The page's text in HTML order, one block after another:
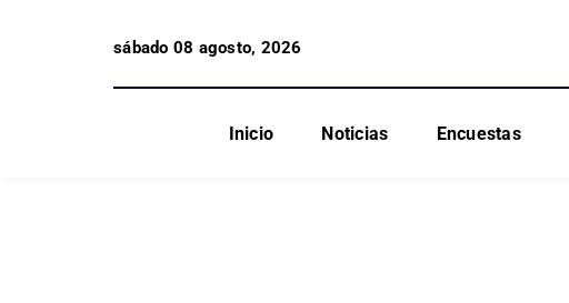
sábado 08 agosto, 2026
Inicio Noticias Encuestas